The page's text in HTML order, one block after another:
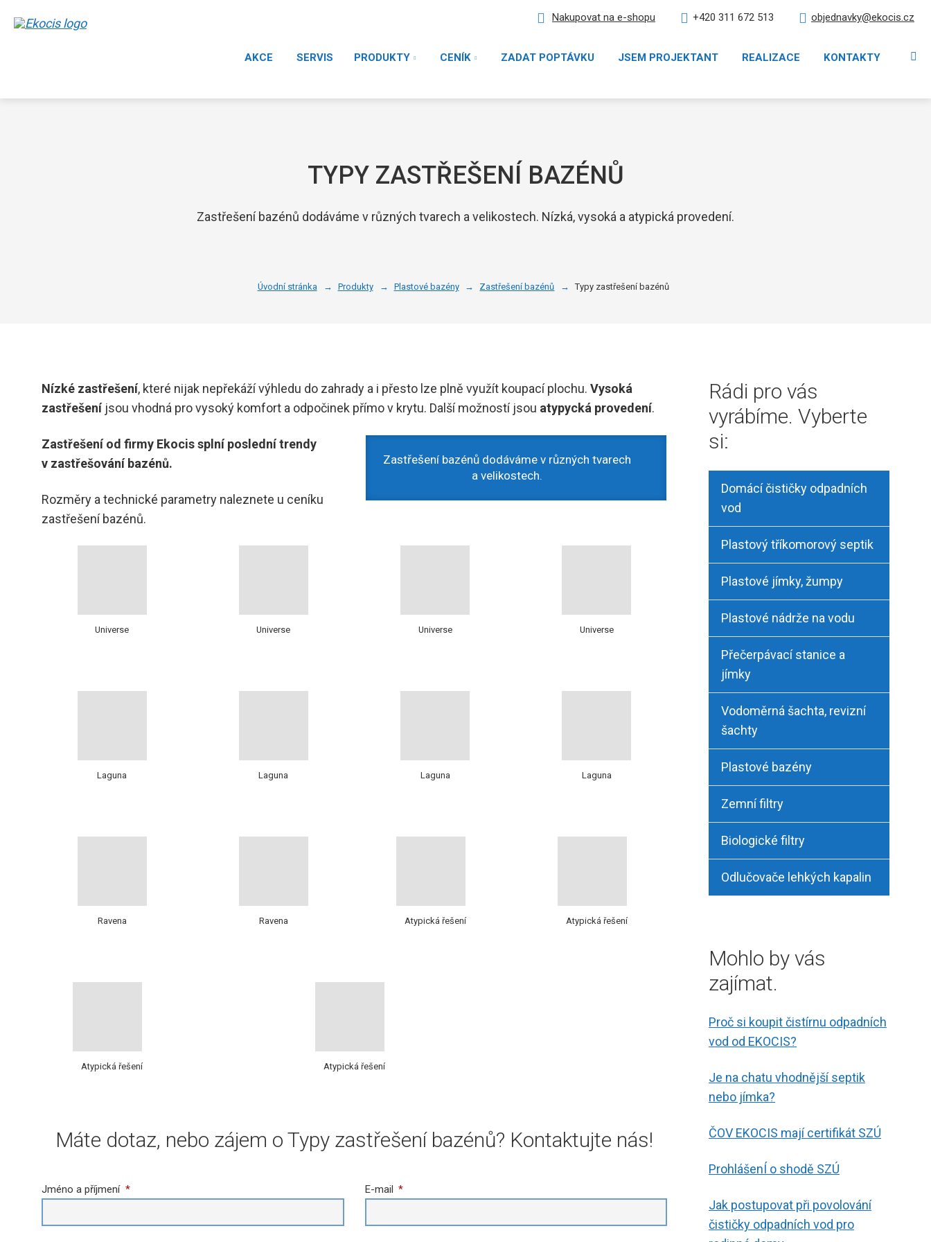
Nakupovat na e-shopu +420 311 672 513 objednavky@ekocis.cz
AKCE SERVIS PRODUKTY CENÍK ZADAT POPTÁVKU JSEM PROJEKTANT REALIZACE KONTAKTY
TYPY ZASTŘEŠENÍ BAZÉNŮ
Zastřešení bazénů dodáváme v různých tvarech a velikostech. Nízká, vysoká a atypická provedení.
Úvodní stránka Produkty Plastové bazény Zastřešení bazénů Typy zastřešení bazénů
Nízké zastřešení, které nijak nepřekáží výhledu do zahrady a i přesto lze plně využít koupací plochu. Vysoká
zastřešeníjsou vhodná pro vysoký komfort a odpočinek přímo v krytu. Další možností jsou atypycká provedení.
Zastřešení od firmy Ekocis splní poslední trendy
v zastřešování bazénů.
Rozměry a technické parametry naleznete u ceníku
zastřešení bazénů.
Zastřešení bazénů dodáváme v různých tvarech
a velikostech.
Universe Universe Universe Universe
Laguna Laguna Laguna Laguna
Ravena Ravena Atypická řešení Atypická řešení
Atypická řešení Atypická řešení
Máte dotaz, nebo zájem o Typy zastřešení bazénů? Kontaktujte nás!
Jméno a příjmení * E-mail *
Rádi pro vás
vyrábíme. Vyberte
si:
Domácí čističky odpadních
vod
Plastový tříkomorový septik
Plastové jímky, žumpy
Plastové nádrže na vodu
Přečerpávací stanice a
jímky
Vodoměrná šachta, revizní
šachty
Plastové bazény
Zemní filtry
Biologické filtry
Odlučovače lehkých kapalin
Mohlo by vás
zajímat.
Proč si koupit čistírnu odpadních
vod od EKOCIS?
Je na chatu vhodnější septik
nebo jímka?
ČOV EKOCIS mají certifikát SZÚ
ProhlášenÍ o shodě SZÚ
Jak postupovat při povolování
čističky odpadních vod pro